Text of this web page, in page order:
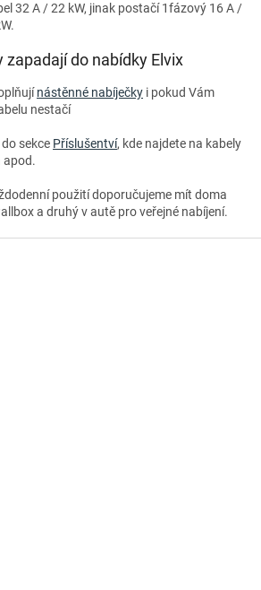
32 A / 22 kW, jinak postačí 1fázový 16 A /
do nabídky Elvix
nástěnné nabíječky i pokud Vám
nestačí
sekce Příslušentví, kde najdete na kabely
apod.
použití doporučujeme mít doma
a druhý v autě pro veřejné nabíjení.